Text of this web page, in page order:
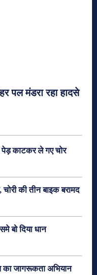
पल मंडरा रहा हादसे
पेड़ काटकर ले गए चोर
की तीन बाइक बरामद
बो दिया धान
जागरूकता अभियान